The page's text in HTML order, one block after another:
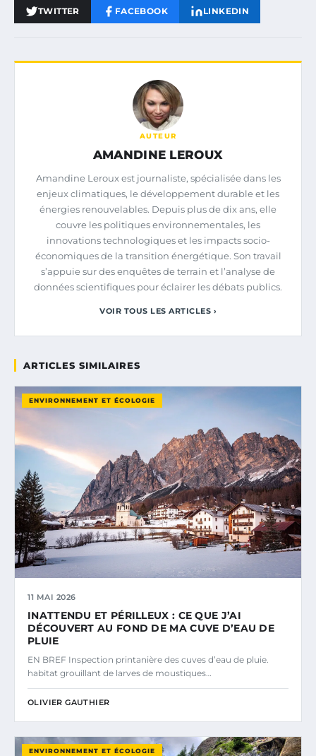
TWITTER FACEBOOK LINKEDIN
AUTEUR
AMANDINE LEROUX
Amandine Leroux est journaliste, spécialisée dans les
enjeux climatiques, le développement durable et les
énergies renouvelables. Depuis plus de dix ans, elle
couvre les politiques environnementales, les
innovations technologiques et les impacts socio-
économiques de la transition énergétique. Son travail
s’appuie sur des enquêtes de terrain et l’analyse de
données scientifiques pour éclairer les débats publics.
VOIR TOUS LES ARTICLES ›
ARTICLES SIMILAIRES
ENVIRONNEMENT ET ÉCOLOGIE
11 MAI 2026
INATTENDU ET PÉRILLEUX : CE QUE J’AI
DÉCOUVERT AU FOND DE MA CUVE D’EAU DE
PLUIE
EN BREF Inspection printanière des cuves d’eau de pluie.
habitat grouillant de larves de moustiques…
OLIVIER GAUTHIER
ENVIRONNEMENT ET ÉCOLOGIE